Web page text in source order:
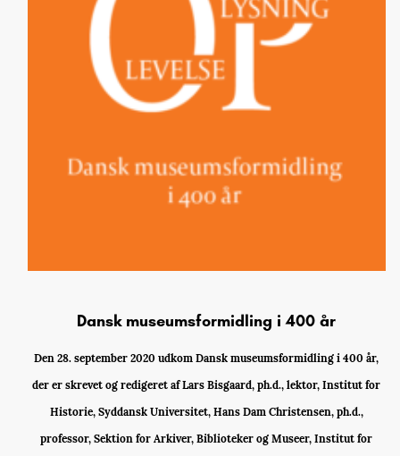
Dansk museumsformidling i 400 år
Den 28. september 2020 udkom Dansk museumsformidling i 400 år,
der er skrevet og redigeret af Lars Bisgaard, ph.d., lektor, Institut for
Historie, Syddansk Universitet, Hans Dam Christensen, ph.d.,
professor, Sektion for Arkiver, Biblioteker og Museer, Institut for